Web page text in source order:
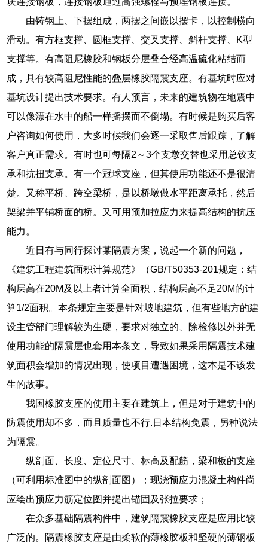
由铸钢上、下摆组成，两摆之间嵌以摆卡，以控制横向
滑动。有方框支撑、圆框支撑、交叉支撑、斜杆支撑、K型
支撑等。有高阻尼橡胶和钢板分层叠合经高温硫化粘结而
成，具有较高阻尼性能的叠层橡胶隔震支座。有基坑时应对
基坑设计提出技术要求。有人预言，未来的建筑物在地震中
可以像漂在水中的船一样摇摆而不倒塌。有时候是购买后客
户咨询如何使用，大多时候我们会逐一采取售后跟踪，了解
客户真正需求。有时也可每隔2～3个支墩交替也采用总铰支
承和抗扭支承。有一个冠球支座，但其使用功能还不是很清
楚。又称平桥、跨空梁桥，是以桥墩做水平距离承托，然后
架梁并平铺桥面的桥。又可用预加拉应力来提高结构的抗压
能力。
近日有与同行探讨某隔震方案，说起一个新的问题，
《建筑工程建筑面积计算规范》（GB/T50353-201规定：结
构层高在20M及以上者计算全面积，结构层高不足20M的计
算1/2面积。本条规定主要是针对坡地建筑，但有些地方的建
设主管部门理解较为生硬，要求对独立的、除检修以外并无
使用功能的隔震层也套用本条文，导致如果采用隔震技术建
筑面积会增加的情况出现，使项目遭遇困境，这本是不该发
生的故事。
我国橡胶支座的使用主要在建筑上，但是对于建筑中的
防震使用却不多，而且质量也不行.日本结构免震，另种说法
为隔震。
纵剖面、长度、定位尺寸、标高及配筋，梁和板的支座
（可利用标准图中的纵剖面图）；现浇预应力混凝土构件尚
应绘出预应力筋定位图并提出锚固及张拉要求；
在众多基础隔震构件中，建筑隔震橡胶支座是应用比较
广泛的。隔震橡胶支座是由柔软的薄橡胶板和坚硬的薄钢板